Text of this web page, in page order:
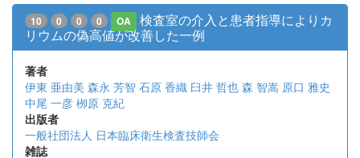
10 0 0 0 OA
検査室の介入と患者指導によりカ
リウムの偽高値が改善した一例
著者
伊東 亜由美 森永 芳智 石原 香織 臼井 哲也 森 智嵩 原口 雅史
中尾 一彦 栁原 克紀
出版者
一般社団法人 日本臨床衛生検査技師会
雑誌